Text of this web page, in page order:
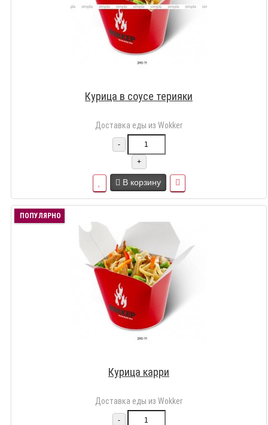
Курица в соусе терияки
Доставка еды из Wokker
-
+
В корзину
ПОПУЛЯРНО
Курица карри
Доставка еды из Wokker
-